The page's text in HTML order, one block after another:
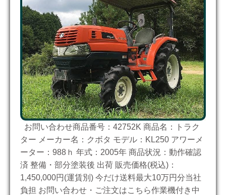
お問い合わせ商品番号：42752K 商品名：トラク
ター メーカー名：クボタ モデル：KL250 アワーメ
ーター：988ｈ 年式：2005年 商品状況：動作確認
済 整備・部分塗装後 出荷 販売価格(税込)：
1,450,000円(運賃別) 今だけ送料最大10万円分当社
負担 お問い合わせ・ご注文はこちら作業機付き中